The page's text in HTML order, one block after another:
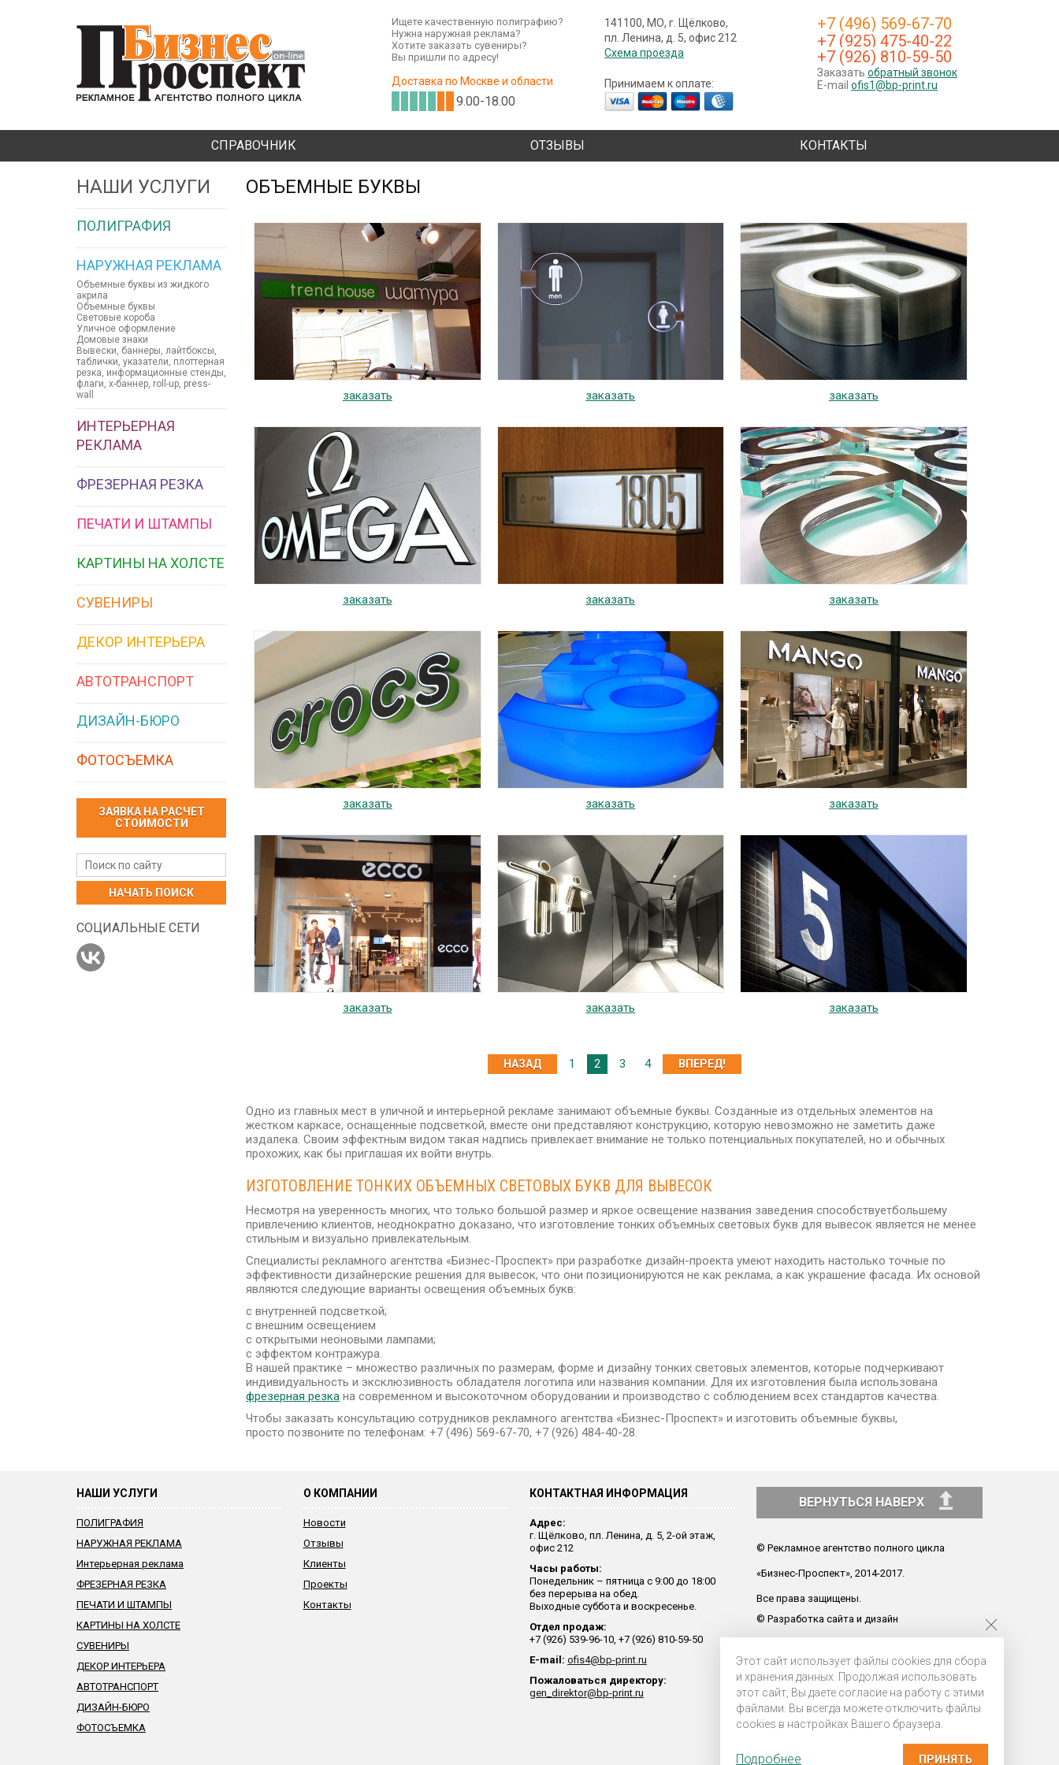
+7 (496) 569-67-70
+7 (925) 475-40-22
+7 (926) 810-59-50
Заказать обратный звонок
E-mail ofis1@bp-print.ru
141100, МО, г. Щёлково,
пл. Ленина, д. 5, офис 212
Схема проезда
Принимаем к оплате:
Ищете качественную полиграфию?
Нужна наружная реклама?
Хотите заказать сувениры?
Вы пришли по адресу!
Доставка по Москве и области
9.00-18.00
СПРАВОЧНИК ОТЗЫВЫ КОНТАКТЫ
НАШИ УСЛУГИ
ПОЛИГРАФИЯ
НАРУЖНАЯ РЕКЛАМА
Объемные буквы из жидкого
акрила
Объемные буквы
Световые короба
Уличное оформление
Домовые знаки
Вывески, баннеры, лайтбоксы,
таблички, указатели, плоттерная
резка, информационные стенды,
флаги, x-баннер, roll-up, press-
wall
ИНТЕРЬЕРНАЯ
РЕКЛАМА
ФРЕЗЕРНАЯ РЕЗКА
ПЕЧАТИ И ШТАМПЫ
КАРТИНЫ НА ХОЛСТЕ
СУВЕНИРЫ
ДЕКОР ИНТЕРЬЕРА
АВТОТРАНСПОРТ
ДИЗАЙН-БЮРО
ФОТОСЪЕМКА
ЗАЯВКА НА РАСЧЕТ
СТОИМОСТИ
НАЧАТЬ ПОИСК
СОЦИАЛЬНЫЕ СЕТИ
ОБЪЕМНЫЕ БУКВЫ
заказать заказать заказать
заказать заказать заказать
заказать заказать заказать
заказать заказать заказать
НАЗАД 1 2 3 4 ВПЕРЕД!
Одно из главных мест в уличной и интерьерной рекламе занимают объемные буквы. Созданные из отдельных элементов на
жестком каркасе, оснащенные подсветкой, вместе они представляют конструкцию, которую невозможно не заметить даже
издалека. Своим эффектным видом такая надпись привлекает внимание не только потенциальных покупателей, но и обычных
прохожих, как бы приглашая их войти внутрь.
ИЗГОТОВЛЕНИЕ ТОНКИХ ОБЪЕМНЫХ СВЕТОВЫХ БУКВ ДЛЯ ВЫВЕСОК
Несмотря на уверенность многих, что только большой размер и яркое освещение названия заведения способствуетбольшему
привлечению клиентов, неоднократно доказано, что изготовление тонких объемных световых букв для вывесок является не менее
стильным и визуально привлекательным.
Специалисты рекламного агентства «Бизнес-Проспект» при разработке дизайн-проекта умеют находить настолько точные по
эффективности дизайнерские решения для вывесок, что они позиционируются не как реклама, а как украшение фасада. Их основой
являются следующие варианты освещения объемных букв:
с внутренней подсветкой;
с внешним освещением
с открытыми неоновыми лампами;
с эффектом контражура.
В нашей практике – множество различных по размерам, форме и дизайну тонких световых элементов, которые подчеркивают
индивидуальность и эксклюзивность обладателя логотипа или названия компании. Для их изготовления была использована
фрезерная резка на современном и высокоточном оборудовании и производство с соблюдением всех стандартов качества.
Чтобы заказать консультацию сотрудников рекламного агентства «Бизнес-Проспект» и изготовить объемные буквы,
просто позвоните по телефонам: +7 (496) 569-67-70, +7 (926) 484-40-28.
НАШИ УСЛУГИ
ПОЛИГРАФИЯ
НАРУЖНАЯ РЕКЛАМА
Интерьерная реклама
ФРЕЗЕРНАЯ РЕЗКА
ПЕЧАТИ И ШТАМПЫ
КАРТИНЫ НА ХОЛСТЕ
СУВЕНИРЫ
ДЕКОР ИНТЕРЬЕРА
АВТОТРАНСПОРТ
ДИЗАЙН-БЮРО
ФОТОСЪЕМКА
О КОМПАНИИ
Новости
Отзывы
Клиенты
Проекты
Контакты
КОНТАКТНАЯ ИНФОРМАЦИЯ
Адрес:
г. Щёлково, пл. Ленина, д. 5, 2-ой этаж,
офис 212
Часы работы:
Понедельник – пятница с 9:00 до 18:00
без перерыва на обед.
Выходные суббота и воскресенье.
Отдел продаж:
+7 (926) 539-96-10, +7 (926) 810-59-50
E-mail: ofis4@bp-print.ru
Пожаловаться директору:
gen_direktor@bp-print.ru
ВЕРНУТЬСЯ НАВЕРХ
© Рекламное агентство полного цикла
«Бизнес-Проспект», 2014-2017.
Все права защищены.
© Разработка сайта и дизайн
Этот сайт использует файлы cookies для сбора
и хранения данных. Продолжая использовать
этот сайт, Вы даете согласие на работу с этими
файлами. Вы всегда можете отключить файлы
cookies в настройках Вашего браузера.
Подробнее ПРИНЯТЬ